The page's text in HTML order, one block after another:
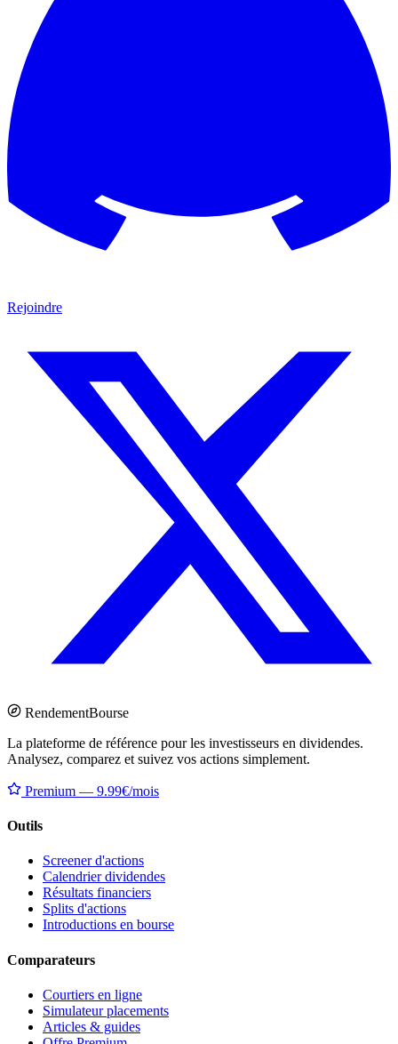
Rejoindre
RendementBourse
La plateforme de référence pour les investisseurs en dividendes.
Analysez, comparez et suivez vos actions simplement.
Premium — 9.99€/mois
Outils
Screener d'actions
Calendrier dividendes
Résultats financiers
Splits d'actions
Introductions en bourse
Comparateurs
Courtiers en ligne
Simulateur placements
Articles & guides